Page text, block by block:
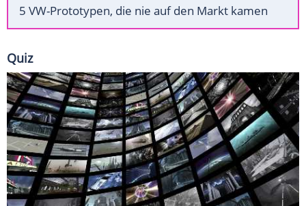
5 VW-Prototypen, die nie auf den Markt kamen
Quiz